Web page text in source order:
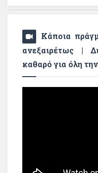
Κάποια
ανεξαιρέτως |
καθαρό για όλη